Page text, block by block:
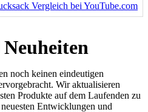
Vergleich bei YouTube.com
noch keinen eindeutigen
Wir aktualisieren
Produkte auf dem Laufenden zu
Entwicklungen und